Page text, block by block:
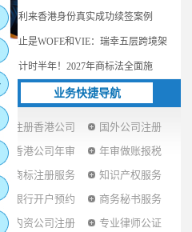
百利来香港身份真实成功续签案例
不止是WOFE和VIE：瑞幸五层跨境架
倒计时半年！2027年商标法全面施
业务快捷导航
注册香港公司
国外公司注册
香港公司年审
年审做账报税
商标注册服务
知识产权服务
银行开户预约
商务秘书服务
内资公司注册
专业律师公证